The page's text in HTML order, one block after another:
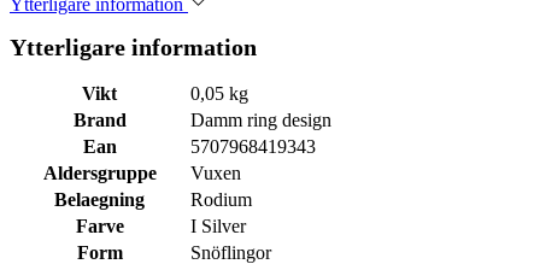
Ytterligare information
Vikt
0,05 kg
Brand
Damm ring design
Ean
5707968419343
Aldersgruppe
Vuxen
Belaegning
Rodium
Farve
I Silver
Form
Snöflingor